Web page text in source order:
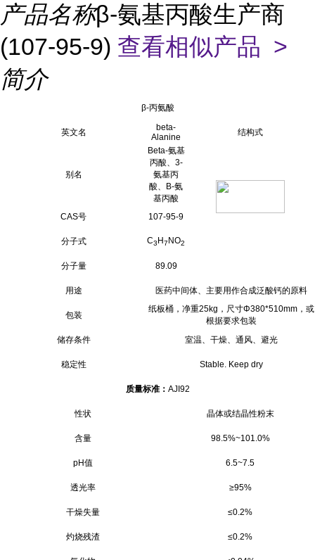
产品名称β-氨基丙酸生产商
(107-95-9) 查看相似产品 >
简介
β-丙氨酸
英文名
beta-
Alanine
结构式
别名
Beta-氨基
丙酸、3-
氨基丙
酸、B-氨
基丙酸
CAS号
107-95-9
分子式 C3 H7 NO2
分子量 89.09
用途 医药中间体、主要用作合成泛酸钙的原料
包装
纸板桶，净重25kg，尺寸Φ380*510mm，或
根据要求包装
储存条件
室温、干燥、通风、避光
稳定性 Stable. Keep dry
质量标准： AJI92
性状 晶体或结晶性粉末
含量 98.5%~101.0%
pH值 6.5~7.5
透光率 ≥95%
干燥失量 ≤0.2%
灼烧残渣 ≤0.2%